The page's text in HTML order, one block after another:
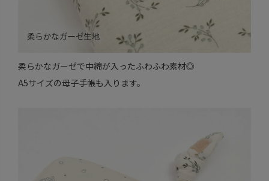
柔らかなガーゼで中綿が入ったふわふわ素材◎
A5サイズの母子手帳も入ります。